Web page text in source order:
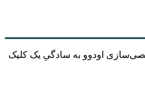
اودوو به سادگیِ یک کلیک